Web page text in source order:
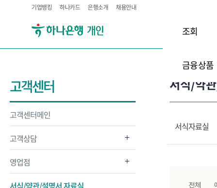
기업뱅킹 하나카드 은행소개 채용안내
조회
금융상품
고객센터
고객센터메인
고객상담
영업점
서식/약관/설명서 자료실
서식/약
서식자료실
전체